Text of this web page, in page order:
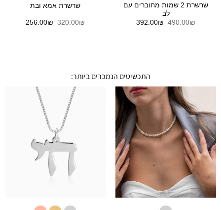
שרשרת 2 שמות מחוברים עם
לב
490.00₪
המחיר
392.00₪
המחיר
שרשרת אמא ובת
320.00₪
המחיר
256.00₪
התכשיטים הנמכרים ביותר: